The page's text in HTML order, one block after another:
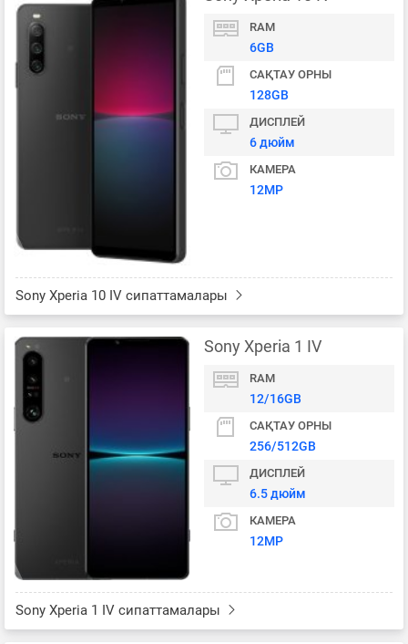
RAM
6GB
САҚТАУ ОРНЫ
128GB
ДИСПЛЕЙ
6 дюйм
КАМЕРА
12MP
Sony Xperia 10 IV сипаттамалары
Sony Xperia 1 IV
RAM
12/16GB
САҚТАУ ОРНЫ
256/512GB
ДИСПЛЕЙ
6.5 дюйм
КАМЕРА
12MP
Sony Xperia 1 IV сипаттамалары